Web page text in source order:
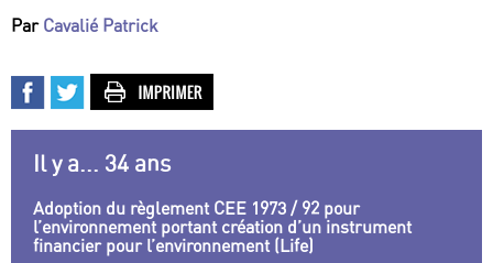
Par Cavalié Patrick
Il y a... 34 ans
Adoption du règlement CEE 1973 / 92 pour
l’environnement portant création d’un instrument
financier pour l’environnement (Life)